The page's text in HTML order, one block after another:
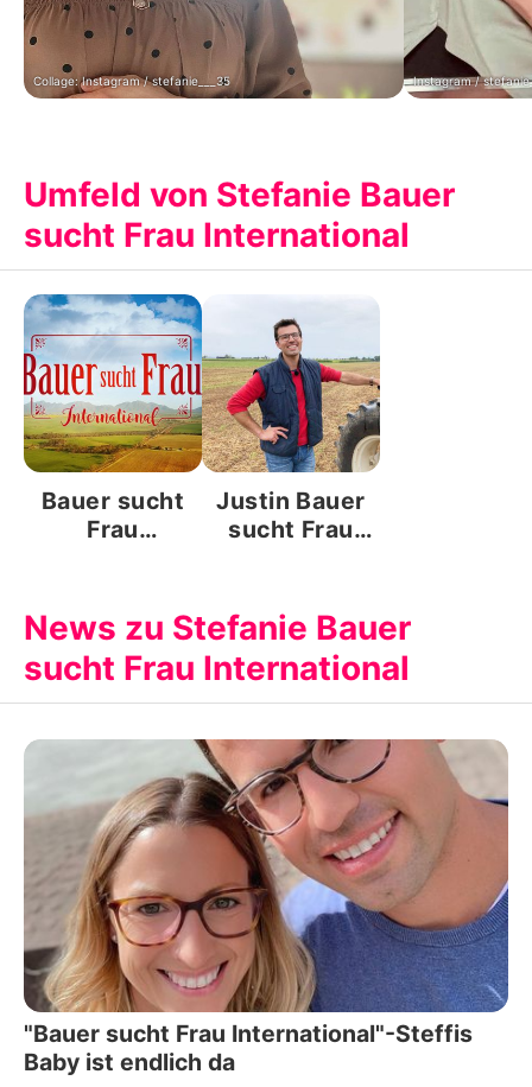
Collage: Instagram / stefanie___35 Instagram /
Umfeld von Stefanie Bauer
sucht Frau International
Bauer sucht
Frau
Justin Bauer
sucht Frau
News zu Stefanie Bauer
sucht Frau International
"Bauer sucht Frau International"-Steffis
Baby ist endlich da